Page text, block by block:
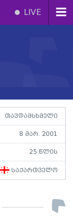
LIVE
თავდამსხმელი
8 მარ. 2001
25 წლის
საქართველო